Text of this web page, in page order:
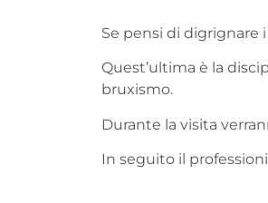
Se pensi di digrignare
Quest’ultima è la
bruxismo.
Durante la visita
In seguito il